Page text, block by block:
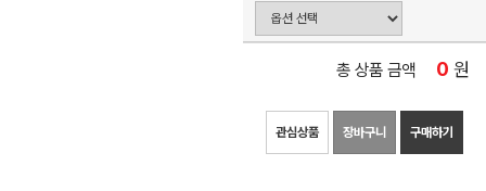
총 상품 금액 0 원
관심상품 장바구니 구매하기